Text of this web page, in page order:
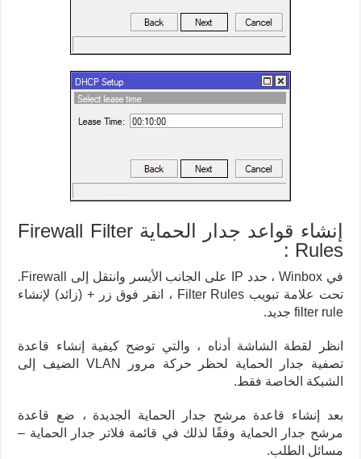
إنشاء قواعد جدار الحماية Firewall Filter
Rules :
في Winbox ، حدد IP على الجانب الأيسر وانتقل إلى Firewall.
تحت علامة تبويب Filter Rules ، انقر فوق زر + (زائد) لإنشاء
filter rule جديد.
انظر لقطة الشاشة أدناه ، والتي توضح كيفية إنشاء قاعدة
تصفية جدار الحماية لحظر حركة مرور VLAN الضيف إلى
الشبكة الخاصة فقط.
بعد إنشاء قاعدة مرشح جدار الحماية الجديدة ، ضع قاعدة
مرشح جدار الحماية وفقًا لذلك في قائمة فلاتر جدار الحماية –
مسائل الطلب.